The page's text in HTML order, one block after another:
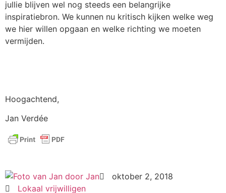
jullie blijven wel nog steeds een belangrijke
inspiratiebron. We kunnen nu kritisch kijken welke weg
we hier willen opgaan en welke richting we moeten
vermijden.
Hoogachtend,
Jan Verdée
door Jan
oktober 2, 2018
Lokaal vrijwilligen